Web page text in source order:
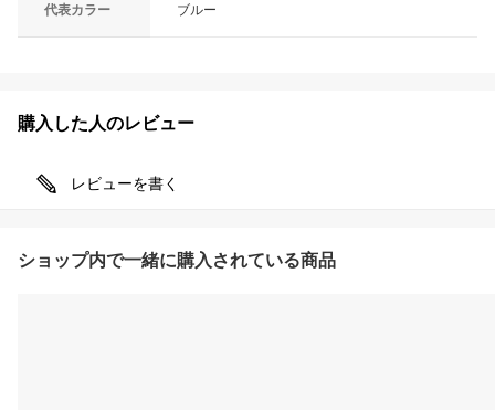
代表カラー ブルー
購入した人のレビュー
レビューを書く
ショップ内で一緒に購入されている商品